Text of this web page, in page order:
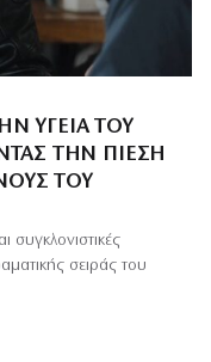
ΥΓΕΊΑ ΤΟΥ
ΤΗΝ ΠΊΕΣΗ
ΤΟΥ
συγκλονιστικές
σειράς του